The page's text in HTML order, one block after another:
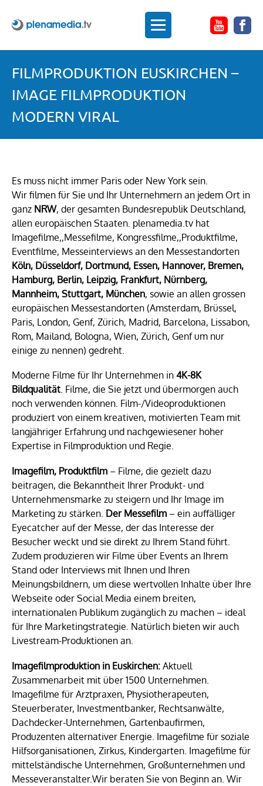
FILMPRODUKTION EUSKIRCHEN –
IMAGE FILMPRODUKTION
MODERN VIRAL
Es muss nicht immer Paris oder New York sein.
Wir filmen für Sie und Ihr Unternehmern an jedem Ort in
ganz NRW, der gesamten Bundesrepublik Deutschland,
allen europäischen Staaten. plenamedia.tv hat
Imagefilme,,Messefilme, Kongressfilme,,Produktfilme,
Eventfilme, Messeinterviews an den Messestandorten
Köln, Düsseldorf, Dortmund, Essen, Hannover, Bremen,
Hamburg, Berlin, Leipzig, Frankfurt, Nürnberg,
Mannheim, Stuttgart, München, sowie an allen grossen
europäischen Messestandorten (Amsterdam, Brüssel,
Paris, London, Genf, Zürich, Madrid, Barcelona, Lissabon,
Rom, Mailand, Bologna, Wien, Zürich, Genf um nur
einige zu nennen) gedreht.
Moderne Filme für Ihr Unternehmen in 4K-8K
Bildqualität. Filme, die Sie jetzt und übermorgen auch
noch verwenden können. Film-/Videoproduktionen
produziert von einem kreativen, motivierten Team mit
langjähriger Erfahrung und nachgewiesener hoher
Expertise in Filmproduktion und Regie.
Imagefilm, Produktfilm – Filme, die gezielt dazu
beitragen, die Bekanntheit Ihrer Produkt- und
Unternehmensmarke zu steigern und Ihr Image im
Marketing zu stärken. Der Messefilm – ein auffälliger
Eyecatcher auf der Messe, der das Interesse der
Besucher weckt und sie direkt zu Ihrem Stand führt.
Zudem produzieren wir Filme über Events an Ihrem
Stand oder Interviews mit Ihnen und Ihren
Meinungsbildnern, um diese wertvollen Inhalte über Ihre
Webseite oder Social Media einem breiten,
internationalen Publikum zugänglich zu machen – ideal
für Ihre Marketingstrategie. Natürlich bieten wir auch
Livestream-Produktionen an.
Imagefilmproduktion in Euskirchen: Aktuell
Zusammenarbeit mit über 1500 Unternehmen.
Imagefilme für Arztpraxen, Physiotherapeuten,
Steuerberater, Investmentbanker, Rechtsanwälte,
Dachdecker-Unternehmen, Gartenbaufirmen,
Produzenten alternativer Energie. Imagefilme für soziale
Hilfsorganisationen, Zirkus, Kindergarten. Imagefilme für
mittelständische Unternehmen, Großunternehmen und
Messeveranstalter.Wir beraten Sie von Beginn an. Wir